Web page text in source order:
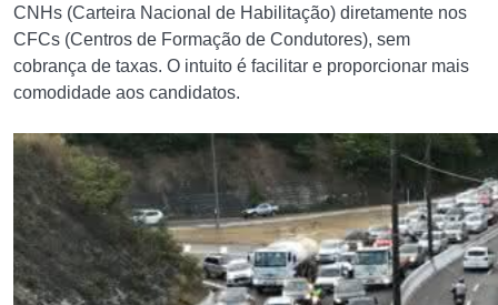
CNHs (Carteira Nacional de Habilitação) diretamente nos
CFCs (Centros de Formação de Condutores), sem
cobrança de taxas. O intuito é facilitar e proporcionar mais
comodidade aos candidatos.